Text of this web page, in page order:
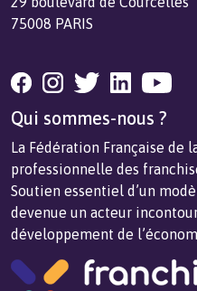
75008 PARIS
Qui sommes-nous ?
La Fédération Française de
professionnelle des
Soutien essentiel d’un
devenue un acteur
développement de